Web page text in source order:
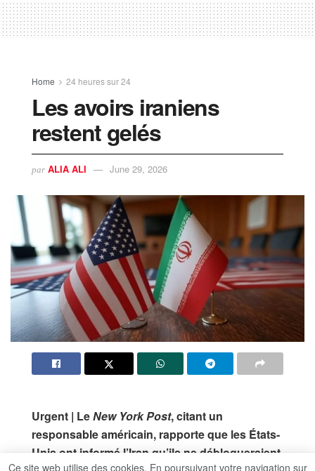
Home 24 heures sur 24
Les avoirs iraniens
restent gelés
par ALIA ALI June 29, 2026
Urgent | LeNew York Post, citant un
responsable américain, rapporte que les États-
Unis ont informé l’Iran qu’ils ne débloqueraient
Ce site web utilise des cookies. En poursuivant votre navigation sur